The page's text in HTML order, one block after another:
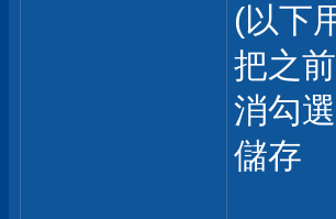
(以下
把之
消勾
儲存